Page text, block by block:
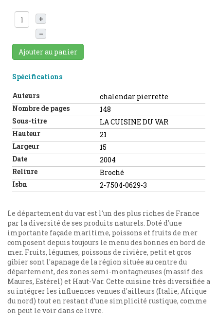
+
–
Ajouter au panier
Spécifications
Auteurs
chalendar pierrette
Nombre de pages
148
Sous-titre
LA CUISINE DU VAR
Hauteur
21
Largeur
15
Date
2004
Reliure
Broché
Isbn
2-7504-0629-3
Le département du var est l'un des plus riches de France
par la diversité de ses produits naturels. Doté d'une
importante façade maritime, poissons et fruits de mer
composent depuis toujours le menu des bonnes en bord de
mer. Fruits, légumes, poissons de rivière, petit et gros
gibier sont l'apanage de la région située au centre du
département, des zones semi-montagneuses (massif des
Maures, Estérel) et Haut-Var. Cette cuisine très diversifiée a
su intégrer les influences venues d'ailleurs (Italie, Afrique
du nord) tout en restant d'une simplicité rustique, comme
on peut le voir dans ce livre.